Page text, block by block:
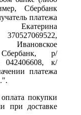
Сбербанк
платежа
р/
042406608, к/
платежа
покупки
при доставке